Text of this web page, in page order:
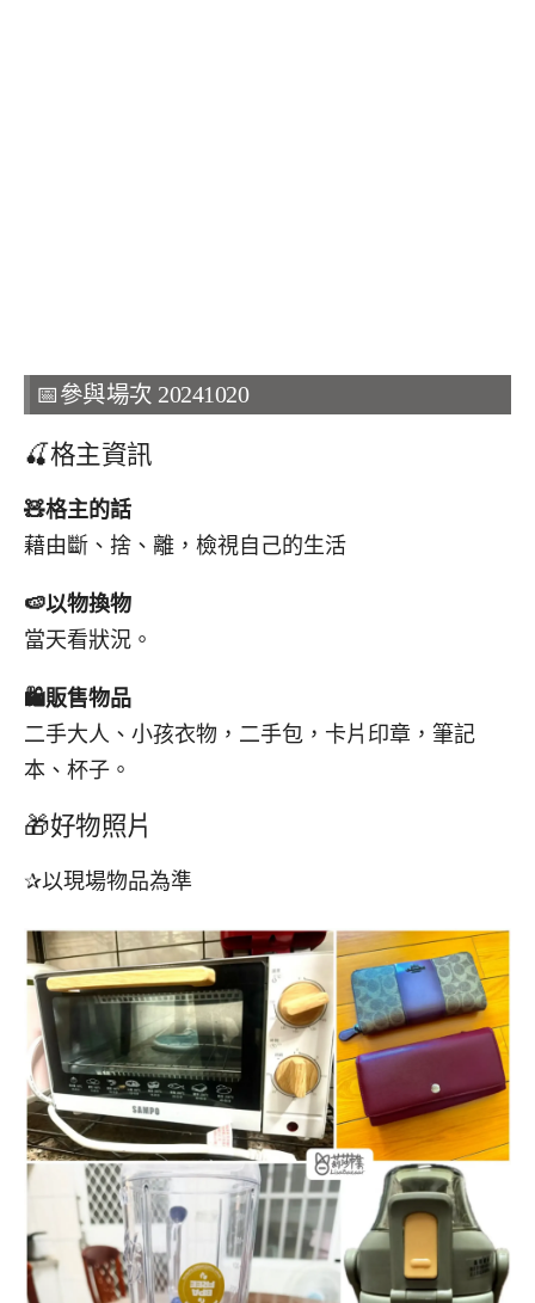
📅參與場次 20241020
🍒格主資訊
🧸格主的話
藉由斷、捨、離，檢視自己的生活
🍉以物換物
當天看狀況。
🛍️販售物品
二手大人、小孩衣物，二手包，卡片印章，筆記
本、杯子。
🎁好物照片
✰以現場物品為準